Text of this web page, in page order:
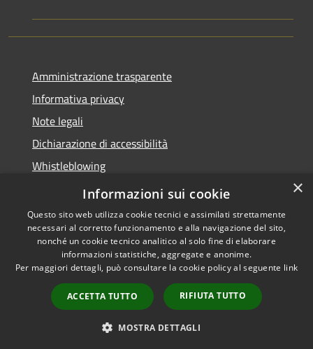
Amministrazione trasparente
Informativa privacy
Note legali
Dichiarazione di accessibilità
Whistleblowing
Piano di miglioramento dei servizi
Accessibilità
Copyright © 2026 • Comune di
Zoagli • Powered by
Municipium•
Accesso
redazione
×
Informazioni sui cookie
Questo sito web utilizza cookie tecnici e assimilati strettamente
necessari al corretto funzionamento e alla navigazione del sito,
nonché un cookie tecnico analitico al solo fine di elaborare
informazioni statistiche, aggregate e anonime.
Per maggiori dettagli, può consultare la cookie policy al seguente link
ACCETTA TUTTO RIFIUTA TUTTO
MOSTRA DETTAGLI